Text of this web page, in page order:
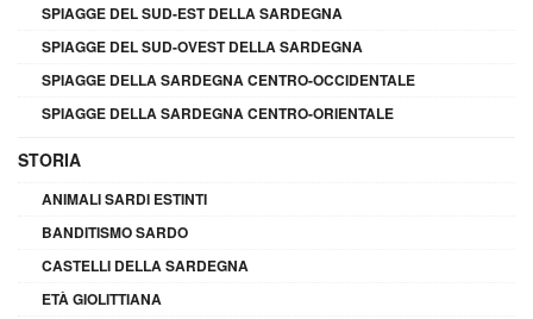
SPIAGGE DEL SUD-EST DELLA SARDEGNA
SPIAGGE DEL SUD-OVEST DELLA SARDEGNA
SPIAGGE DELLA SARDEGNA CENTRO-OCCIDENTALE
SPIAGGE DELLA SARDEGNA CENTRO-ORIENTALE
STORIA
ANIMALI SARDI ESTINTI
BANDITISMO SARDO
CASTELLI DELLA SARDEGNA
ETÀ GIOLITTIANA